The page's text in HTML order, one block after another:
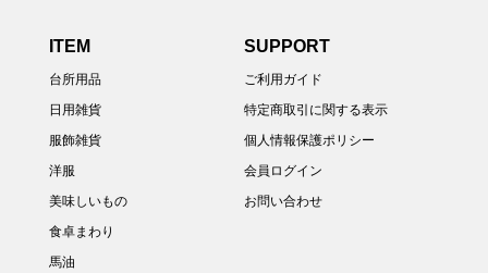
ITEM
台所用品
日用雑貨
服飾雑貨
洋服
美味しいもの
食卓まわり
馬油
SUPPORT
ご利用ガイド
特定商取引に関する表示
個人情報保護ポリシー
会員ログイン
お問い合わせ